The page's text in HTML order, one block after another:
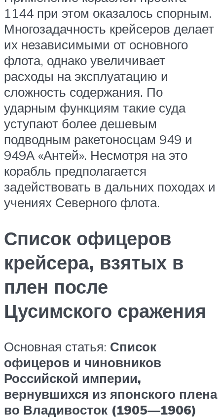
1144 при этом оказалось спорным.
Многозадачность крейсеров делает
их независимыми от основного
флота, однако увеличивает
расходы на эксплуатацию и
сложность содержания. По
ударным функциям такие суда
уступают более дешевым
подводным ракетоносцам 949 и
949А «Антей». Несмотря на это
корабль предполагается
задействовать в дальних походах и
учениях Северного флота.
Список офицеров
крейсера, взятых в
плен после
Цусимского сражения
Основная статья: Список
офицеров и чиновников
Российской империи,
вернувшихся из японского плена
во Владивосток (1905—1906)